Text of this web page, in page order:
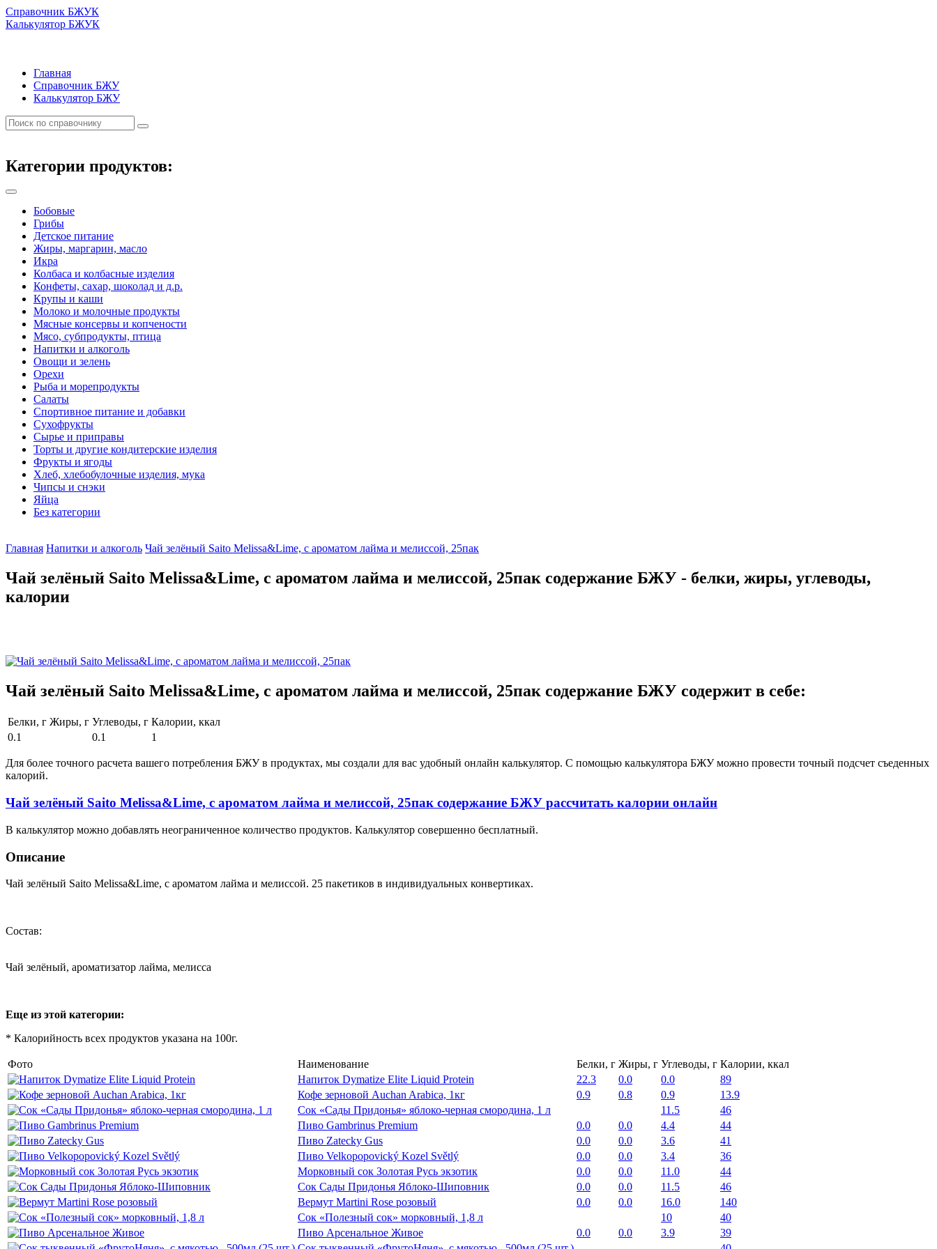
Справочник БЖУК
Калькулятор БЖУК
Главная
Справочник БЖУ
Калькулятор БЖУ
Категории продуктов:
Бобовые
Грибы
Детское питание
Жиры, маргарин, масло
Икра
Колбаса и колбасные изделия
Конфеты, сахар, шоколад и д.р.
Крупы и каши
Молоко и молочные продукты
Мясные консервы и копчености
Мясо, субпродукты, птица
Напитки и алкоголь
Овощи и зелень
Орехи
Рыба и морепродукты
Салаты
Спортивное питание и добавки
Сухофрукты
Сырье и приправы
Торты и другие кондитерские изделия
Фрукты и ягоды
Хлеб, хлебобулочные изделия, мука
Чипсы и снэки
Яйца
Без категории
Главная Напитки и алкоголь Чай зелёный Saito Melissa&Lime, с ароматом лайма и мелиссой, 25пак
Чай зелёный Saito Melissa&Lime, с ароматом лайма и мелиссой, 25пак содержание БЖУ - белки, жиры, углеводы,
калории
Чай зелёный Saito Melissa&Lime, с ароматом лайма и мелиссой, 25пак содержание БЖУ содержит в себе:
Белки, г Жиры, г Углеводы, г Калории, ккал
0.1
0.1 1
Для более точного расчета вашего потребления БЖУ в продуктах, мы создали для вас удобный онлайн калькулятор. С помощью калькулятора БЖУ можно провести точный подсчет съеденных
калорий.
Чай зелёный Saito Melissa&Lime, с ароматом лайма и мелиссой, 25пак содержание БЖУ рассчитать калории онлайн
В калькулятор можно добавлять неограниченное количество продуктов. Калькулятор совершенно бесплатный.
Описание
Чай зелёный Saito Melissa&Lime, с ароматом лайма и мелиссой. 25 пакетиков в индивидуальных конвертиках.
Состав:
Чай зелёный, ароматизатор лайма, мелисса
Еще из этой категории:
* Калорийность всех продуктов указана на 100г.
Фото Наименование Белки, г Жиры, г Углеводы, г Калории, ккал
Напиток Dymatize Elite Liquid Protein
22.3 0.0 0.0
89
Кофе зерновой Auchan Arabica, 1кг
0.9 0.8 0.9
13.9
Сок «Сады Придонья» яблоко-черная смородина, 1 л
11.5
46
Пиво Gambrinus Premium
0.0 0.0 4.4
44
Пиво Zatecky Gus
0.0 0.0 3.6
41
Пиво Velkopopovický Kozel Světlý
0.0 0.0 3.4
36
Морковный сок Золотая Русь экзотик
0.0 0.0 11.0
44
Сок Сады Придонья Яблоко-Шиповник
0.0 0.0 11.5
46
Вермут Martini Rose розовый
0.0 0.0 16.0
140
Сок «Полезный сок» морковный, 1,8 л
10
40
Пиво Арсенальное Живое
0.0 0.0 3.9
39